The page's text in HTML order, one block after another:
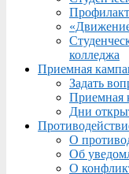
колледжа
Приемная
Задать
Приемная
Дни
О
Об
О